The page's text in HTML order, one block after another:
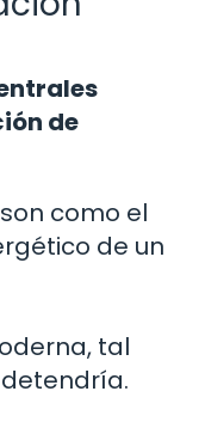
de
como el
de un
tal